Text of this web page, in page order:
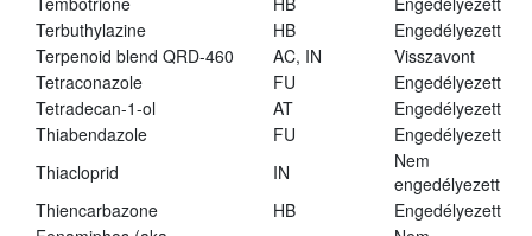
Terbuthylazine
HB
Engedélyezett
Terpenoid blend QRD-460
AC, IN
Visszavont
Tetraconazole
FU
Engedélyezett
Tetradecan-1-ol
AT
Engedélyezett
Thiabendazole
FU
Engedélyezett
Thiacloprid
IN
Nem
engedélyezett
Thiencarbazone
HB
Engedélyezett